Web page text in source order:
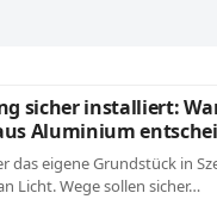
sicher installiert:
Aluminium
das eigene Grundstück in
Licht. Wege sollen sicher…